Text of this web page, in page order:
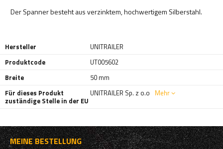
Der Spanner besteht aus verzinktem, hochwertigem Silberstahl.
Hersteller
UNITRAILER
Produktcode
UT005602
Breite
50 mm
Für dieses Produkt
zuständige Stelle in der EU
UNITRAILER Sp. z o.o Mehr
MEINE BESTELLUNG